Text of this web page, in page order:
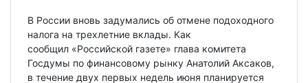
В России вновь задумались об отмене подоходного
налога на трехлетние вклады. Как
сообщил «Российской газете» глава комитета
Госдумы по финансовому рынку Анатолий Аксаков,
в течение двух первых недель июня планируется